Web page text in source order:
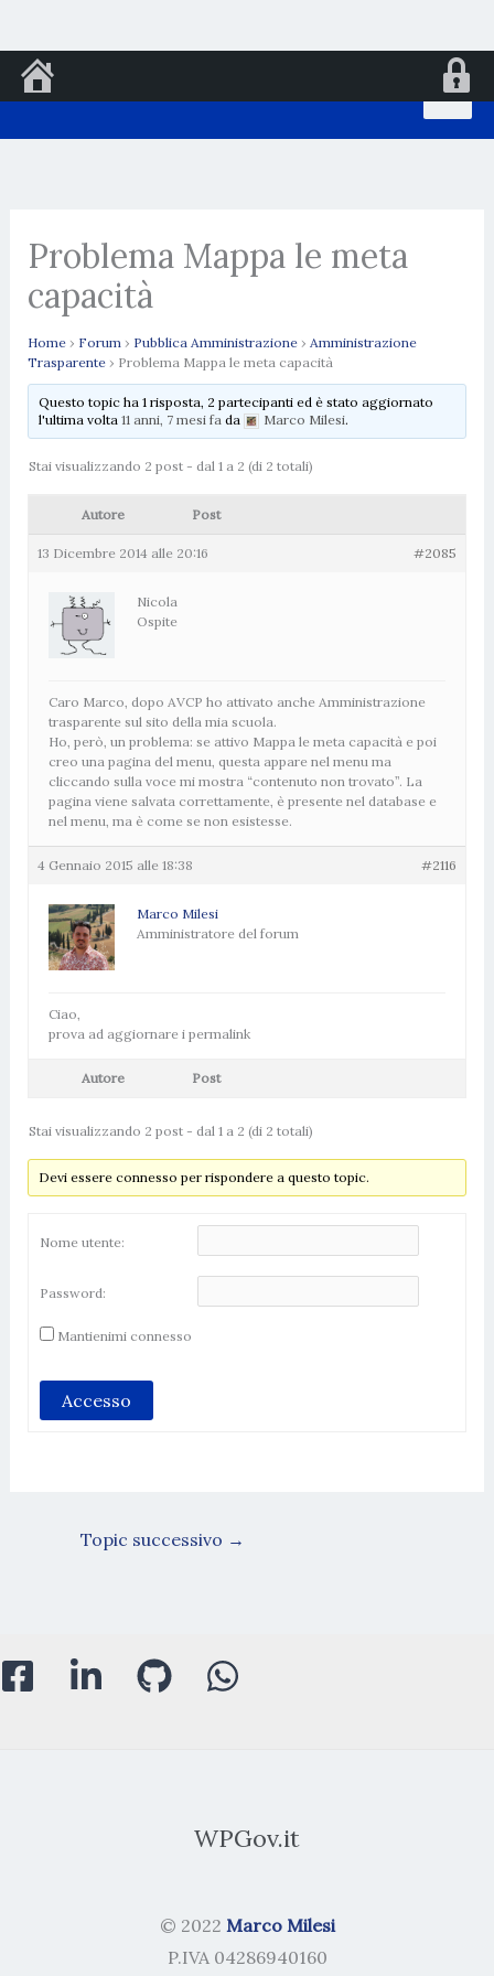
al
Problema Mappa le meta
capacità
Home › Forum › Pubblica Amministrazione › Amministrazione
Trasparente › Problema Mappa le meta capacità
Questo topic ha 1 risposta, 2 partecipanti ed è stato aggiornato
l'ultima volta 11 anni, 7 mesi fada Marco Milesi.
Stai visualizzando 2 post - dal 1 a 2 (di 2 totali)
Autore Post
13 Dicembre 2014 alle 20:16 #2085
Nicola
Ospite
Caro Marco, dopo AVCP ho attivato anche Amministrazione
trasparente sul sito della mia scuola.
Ho, però, un problema: se attivo Mappa le meta capacità e poi
creo una pagina del menu, questa appare nel menu ma
cliccando sulla voce mi mostra “contenuto non trovato”. La
pagina viene salvata correttamente, è presente nel database e
nel menu, ma è come se non esistesse.
4 Gennaio 2015 alle 18:38 #2116
Marco Milesi
Amministratore del forum
Ciao,
prova ad aggiornare i permalink
Autore Post
Stai visualizzando 2 post - dal 1 a 2 (di 2 totali)
Devi essere connesso per rispondere a questo topic.
Nome utente:
Password:
Mantienimi connesso
Accesso
Topic successivo →
WPGov.it
© 2022 Marco Milesi
P.IVA 04286940160